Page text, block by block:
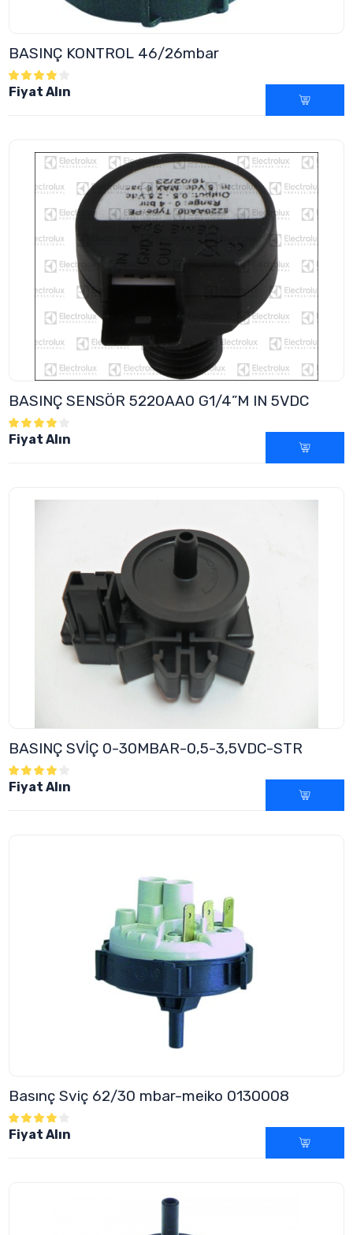
BASINÇ KONTROL 46/26mbar
Fiyat Alın
BASINÇ SENSÖR 5220AA0 G1/4”M IN 5VDC
Fiyat Alın
BASINÇ SVİÇ 0-30MBAR-0,5-3,5VDC-STR
Fiyat Alın
Basınç Sviç 62/30 mbar-meiko 0130008
Fiyat Alın